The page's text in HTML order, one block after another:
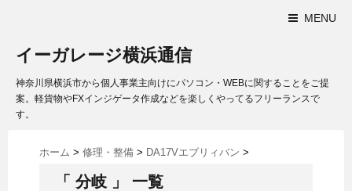
MENU
イーガレージ横浜通信
神奈川県横浜市から個人事業主向けにパソコン・WEBに関することをご提
案。軽貨物やFXインジゲータ作成などを楽しくやってるフリーランスで
す。
ホーム > 修理・整備 > DA17Vエブリィバン >
「 分岐 」 一覧